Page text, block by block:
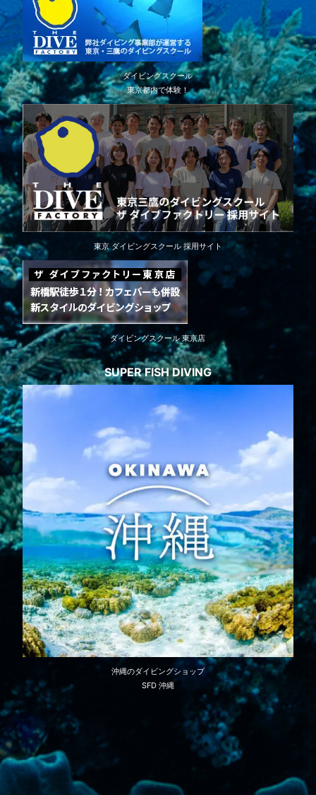
ダイビングスクール
東京都内で体験！
東京 ダイビングスクール 採用サイト
ダイビングスクール 東京店
SUPER FISH DIVING
沖縄のダイビングショップ
SFD 沖縄